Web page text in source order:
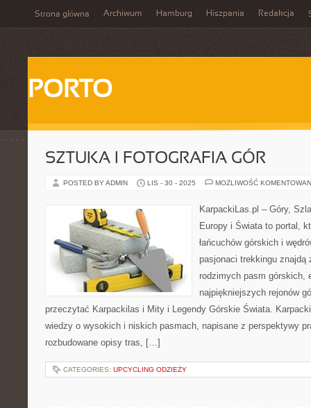
Strona główna Archiwum Hamburg Hiszpania Redakcja
PORTO
SZTUKA I FOTOGRAFIA GÓR
POSTED BY ADMIN LIS - 30 - 2025 MOŻLIWOŚĆ
KarpackiLas.pl – Góry,
Europy i Świata to portal,
łańcuchów górskich i
pasjonaci trekkingu znajdą
rodzimych pasm górskich,
najpiękniejszych rejonów
przeczytać Karpackilas i Mity i Legendy Górskie Świata.
wiedzy o wysokich i niskich pasmach, napisane z perspektywy
rozbudowane opisy tras, […]
CATEGORIES: UPCYCLING ODZIEŻY